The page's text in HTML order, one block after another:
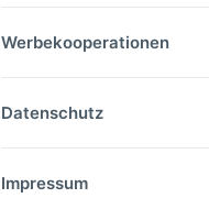
Werbekooperationen
Datenschutz
Impressum